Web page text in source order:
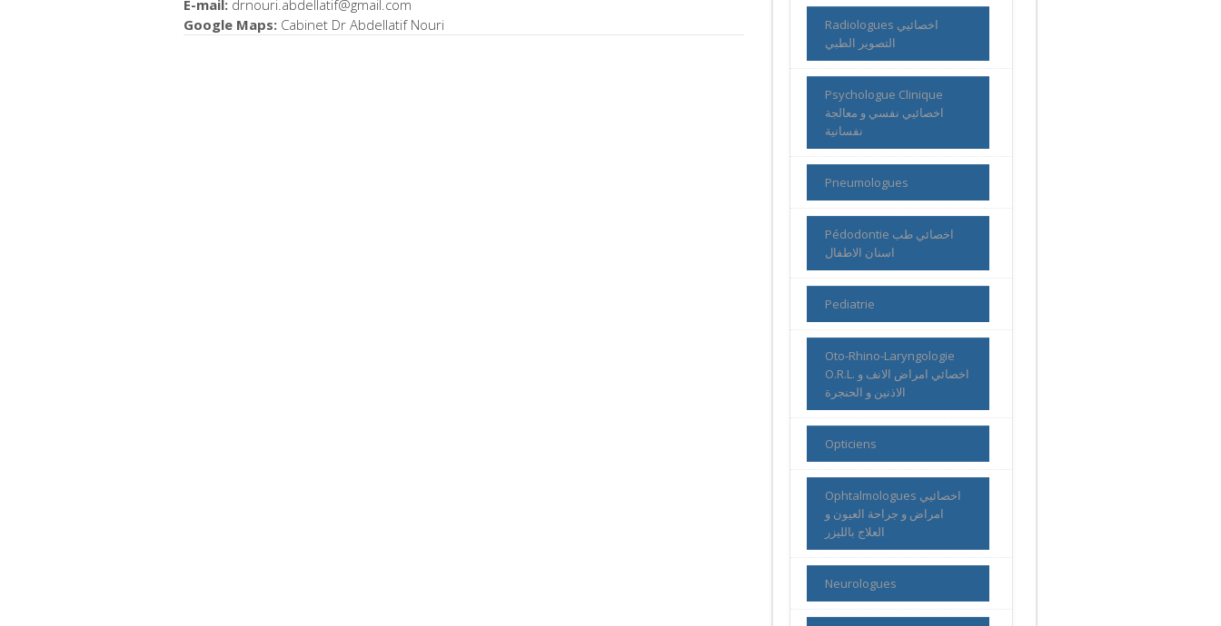
E-mail: drnouri.abdellatif@gmail.com
Google Maps: Cabinet Dr Abdellatif Nouri
Radiologues اخصائيي
التصوير الطبي
Psychologue Clinique
اخصائيي نفسي و معالجة
نفسانية
Pneumologues
Pédodontie اخصائي طب
اسنان الاطفال
Pediatrie
Oto-Rhino-Laryngologie
O.R.L. اخصائي امراض الانف و
الاذنين و الحنجرة
Opticiens
Ophtalmologues اخصائيي
امراض و جراحة العيون و
العلاج بالليزر
Neurologues